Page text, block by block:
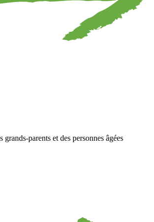
grands-parents et des personnes âgées